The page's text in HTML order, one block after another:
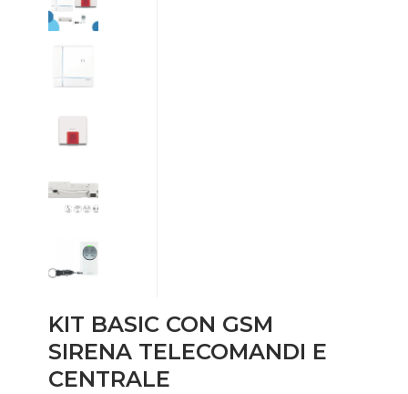
KIT BASIC CON GSM
SIRENA TELECOMANDI E
CENTRALE